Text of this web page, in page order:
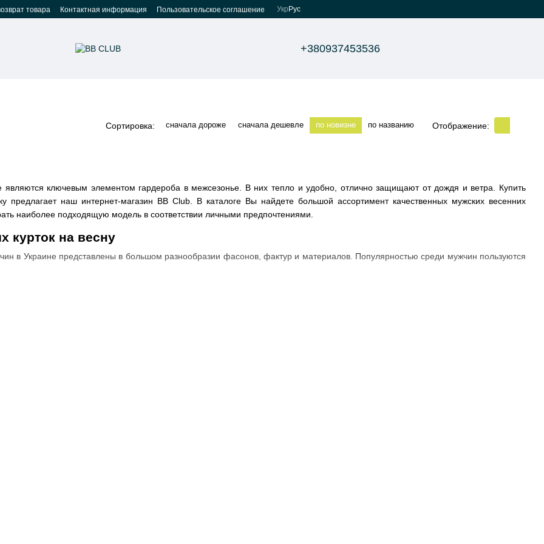
товара Контактная информация Пользовательское соглашение Укр Рус
+380937453536
Сортировка: сначала дороже сначала дешевле по новизне по названию Отображение:
являются ключевым элементом гардероба в межсезонье. В них тепло и удобно, отлично защищают от дождя и ветра. Купить
предлагает наш интернет-магазин BB Club. В каталоге Вы найдете большой ассортимент качественных мужских весенних
наиболее подходящую модель в соответствии личными предпочтениями.
курток на весну
в Украине представлены в большом разнообразии фасонов, фактур и материалов. Популярностью среди мужчин пользуются